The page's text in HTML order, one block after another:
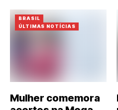
BRASIL
ÚLTIMAS NOTÍCIAS
Mulher comemora